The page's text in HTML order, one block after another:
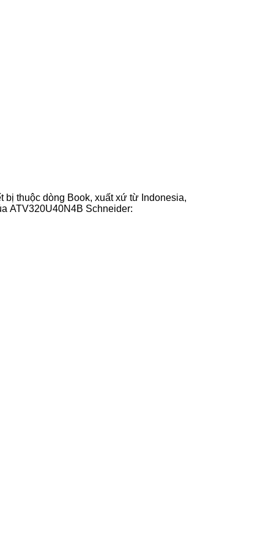
thuộc dòng Book, xuất xứ từ Indonesia,
ATV320U40N4B Schneider: